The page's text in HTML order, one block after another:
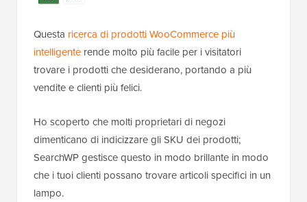
Questa ricerca di prodotti WooCommerce più
intelligente rende molto più facile per i visitatori
trovare i prodotti che desiderano, portando a più
vendite e clienti più felici.
Ho scoperto che molti proprietari di negozi
dimenticano di indicizzare gli SKU dei prodotti;
SearchWP gestisce questo in modo brillante in modo
che i tuoi clienti possano trovare articoli specifici in un
lampo.